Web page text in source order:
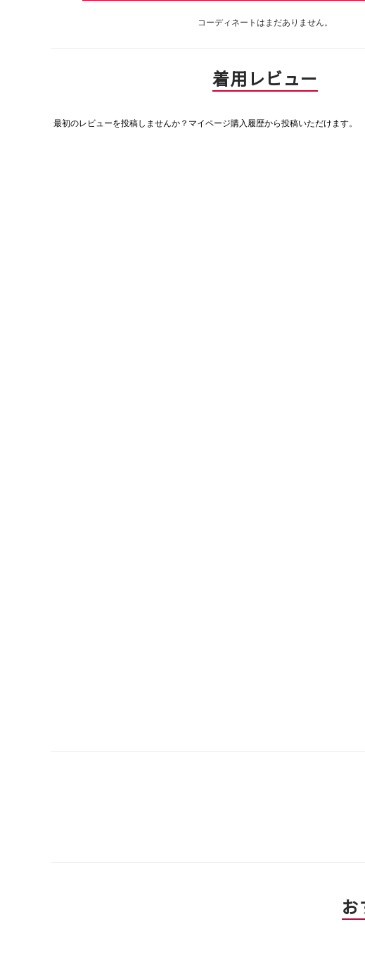
コーディネートはまだありません。
着用レビュー
最初のレビューを投稿しませんか？マイページ購入履歴から投稿いただけます。